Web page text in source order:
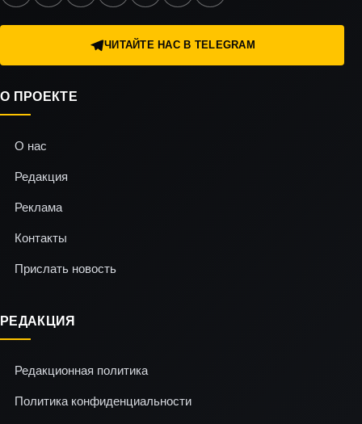
ЧИТАЙТЕ НАС В TELEGRAM
О ПРОЕКТЕ
О нас
Редакция
Реклама
Контакты
Прислать новость
РЕДАКЦИЯ
Редакционная политика
Политика конфиденциальности